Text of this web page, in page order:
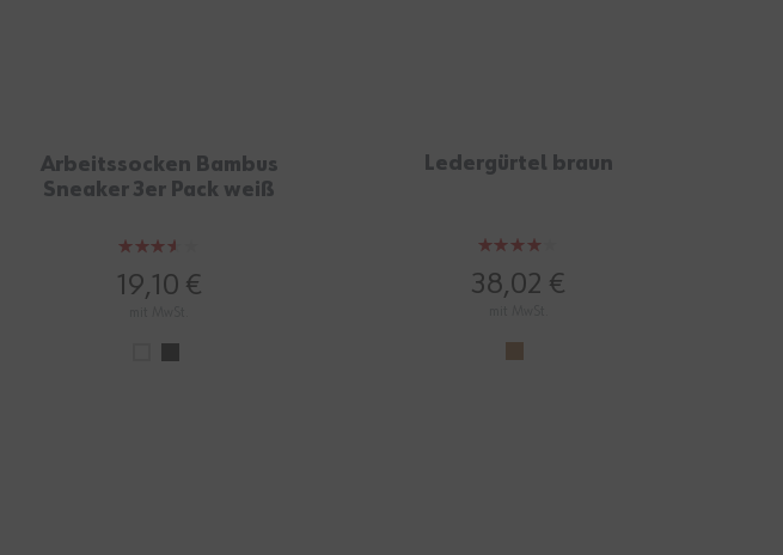
Arbeitssocken Bambus
Sneaker 3er Pack weiß
Bewertung:
70%
19,10 €
Ledergürtel braun
Bewertung:
80%
38,02 €